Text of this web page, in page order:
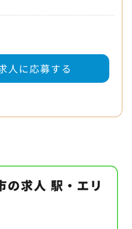
人に応募する
の求人 駅・エリ